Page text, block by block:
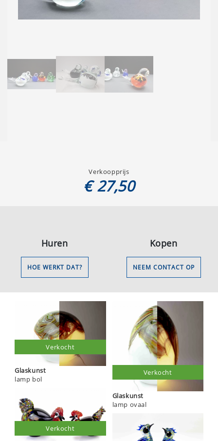
Verkoopprijs
€ 27,50
Huren
HOE WERKT DAT?
Kopen
NEEM CONTACT OP
Glaskunst
lamp bol
Verkocht
Verkocht
Glaskunst
lamp ovaal
Verkocht